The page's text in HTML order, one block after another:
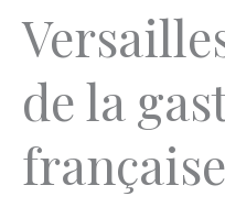
de la
française